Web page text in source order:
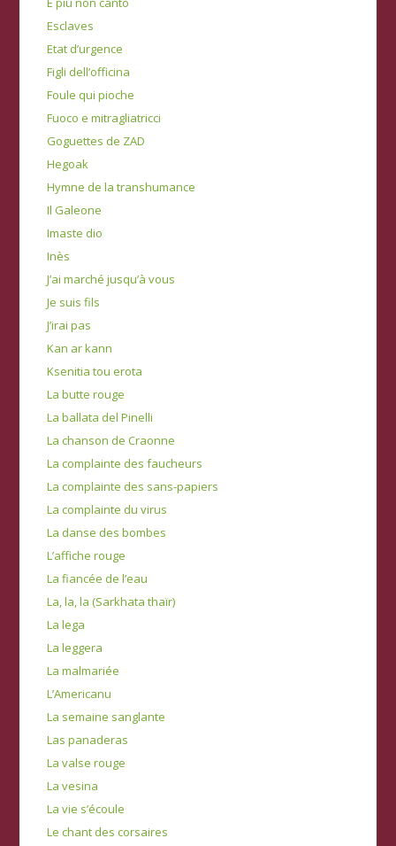
Esclaves
Etat d’urgence
Figli dell’officina
Foule qui pioche
Fuoco e mitragliatricci
Goguettes de ZAD
Hegoak
Hymne de la transhumance
Il Galeone
Imaste dio
Inès
J’ai marché jusqu’à vous
Je suis fils
J’irai pas
Kan ar kann
Ksenitia tou erota
La butte rouge
La ballata del Pinelli
La chanson de Craonne
La complainte des faucheurs
La complainte des sans-papiers
La complainte du virus
La danse des bombes
L’affiche rouge
La fiancée de l’eau
La, la, la (Sarkhata thaïr)
La lega
La leggera
La malmariée
L’Americanu
La semaine sanglante
Las panaderas
La valse rouge
La vesina
La vie s’écoule
Le chant des corsaires